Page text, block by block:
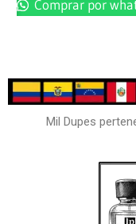
Comprar por
Mil Dupes